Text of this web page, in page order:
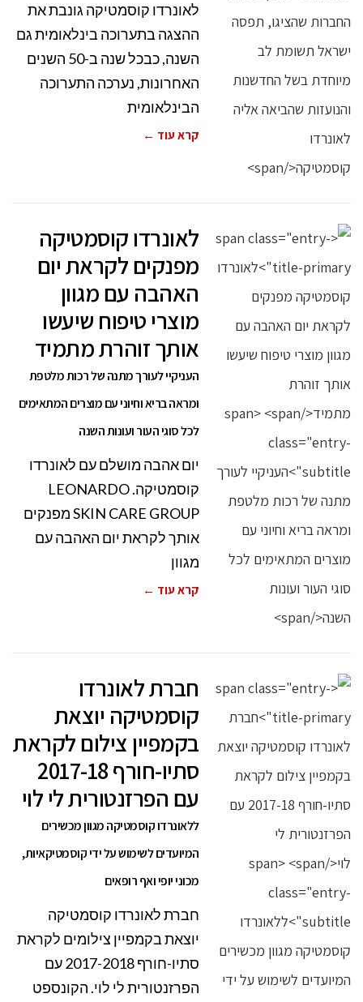
לאונרדו קוסמטיקה גונבת את
ההצגה בתערוכה בינלאומית גם
השנה, כבכל שנה ב-50 השנים
האחרונות, נערכה התערוכה
הבינלאומית
קרא עוד ←
לאונרדו קוסמטיקה
מפנקים לקראת יום
האהבה עם מגוון
מוצרי טיפוח שיעשו
אותך זוהרת מתמיד
העניקיי לעורך מתנה של רכות מלטפת
ומראה בריא וחיוני עם מוצרים המתאימים
לכל סוגי העור ועונות השנה
יום אהבה מושלם עם לאונרדו
קוסמטיקה. LEONARDO
SKIN CARE GROUP מפנקים
אותך לקראת יום האהבה עם
מגוון
קרא עוד ←
חברת לאונרדו
קוסמטיקה יוצאת
בקמפיין צילום לקראת
סתיו-חורף 2017-18
עם הפרזנטורית לי לוי
ללאונרדו קוסמטיקה מגוון מכשירים
המיועדים לשימוש על ידי קוסמטיקאיות,
מכוני יופי ואף רופאים
חברת לאונרדו קוסמטיקה
יוצאת בקמפיין צילומים לקראת
סתיו-חורף 2017-2018 עם
הפרזנטורית לי לוי. הקונספט